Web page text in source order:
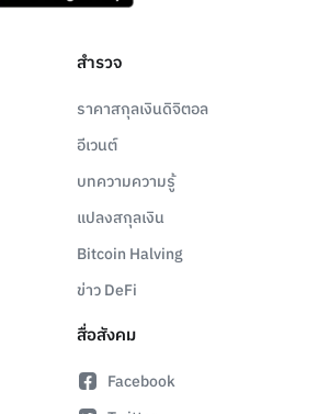
สำรวจ
ราคาสกุลเงินดิจิตอล
อีเวนต์
บทความความรู้
แปลงสกุลเงิน
Bitcoin Halving
ข่าว DeFi
สื่อสังคม
Facebook